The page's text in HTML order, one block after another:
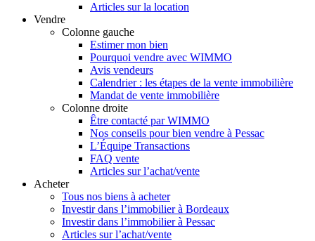
Articles sur la location
Vendre
Colonne gauche
Estimer mon bien
Pourquoi vendre avec WIMMO
Avis vendeurs
Calendrier : les étapes de la vente immobilière
Mandat de vente immobilière
Colonne droite
Être contacté par WIMMO
Nos conseils pour bien vendre à Pessac
L’Équipe Transactions
FAQ vente
Articles sur l’achat/vente
Acheter
Tous nos biens à acheter
Investir dans l’immobilier à Bordeaux
Investir dans l’immobilier à Pessac
Articles sur l’achat/vente